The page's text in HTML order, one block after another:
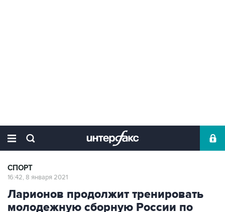
СПОРТ
16:42, 8 января 2021
Ларионов продолжит тренировать
молодежную сборную России по